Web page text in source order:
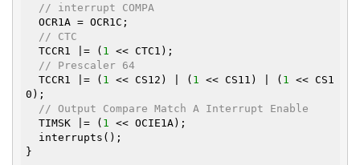
// interrupt COMPA
// CTC
  TCCR1 |= (
1
<< CTC1);
// Prescaler 64
  TCCR1 |= (
1 << CS12) | ( 1 << CS11) | ( 1
<< CS1
0);
// Output Compare Match A Interrupt Enable
  TIMSK |= (
1
<< OCIE1A);
}